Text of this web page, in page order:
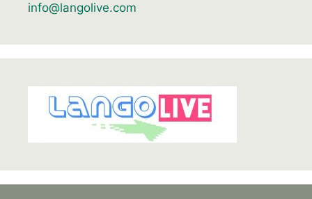
info@langolive.com